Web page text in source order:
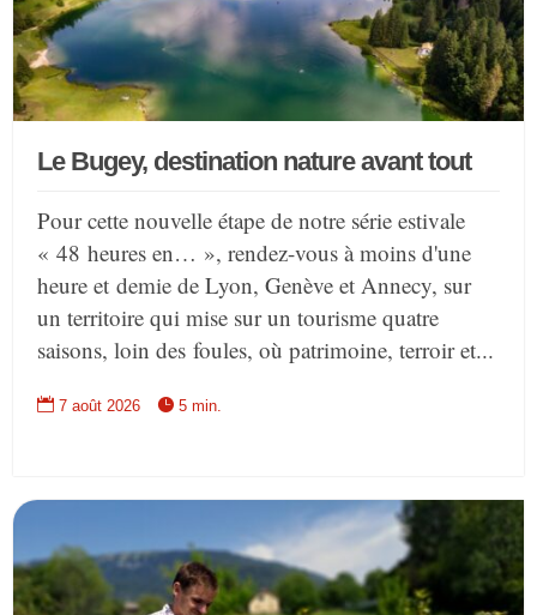
Le Bugey, destination nature avant tout
Pour cette nouvelle étape de notre série estivale
« 48 heures en… », rendez-vous à moins d'une
heure et demie de Lyon, Genève et Annecy, sur
un territoire qui mise sur un tourisme quatre
saisons, loin des foules, où patrimoine, terroir et...
 7 août 2026  5 min.